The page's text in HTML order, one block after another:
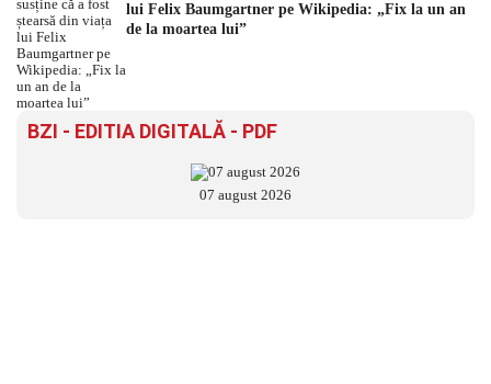
lui Felix Baumgartner pe Wikipedia: „Fix la un an
de la moartea lui”
BZI - EDITIA DIGITALĂ - PDF
07 august 2026